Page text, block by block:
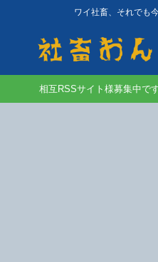
ワイ社畜、それでも
相互RSSサイト様募集中で